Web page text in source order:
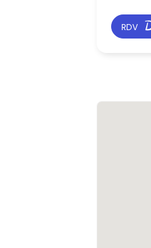
RDV